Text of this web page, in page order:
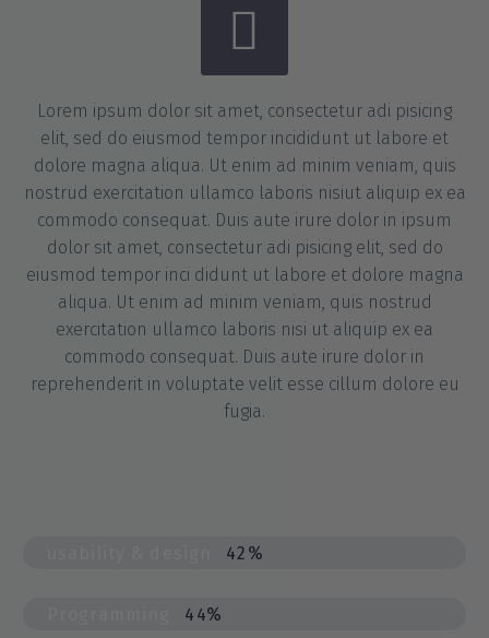


Lorem ipsum dolor sit amet, consectetur adi pisicing
elit, sed do eiusmod tempor incididunt ut labore et
dolore magna aliqua. Ut enim ad minim veniam, quis
nostrud exercitation ullamco laboris nisiut aliquip ex ea
commodo consequat. Duis aute irure dolor in ipsum
dolor sit amet, consectetur adi pisicing elit, sed do
eiusmod tempor inci didunt ut labore et dolore magna
aliqua. Ut enim ad minim veniam, quis nostrud
exercitation ullamco laboris nisi ut aliquip ex ea
commodo consequat. Duis aute irure dolor in
reprehenderit in voluptate velit esse cillum dolore eu
fugia.
42%
44%